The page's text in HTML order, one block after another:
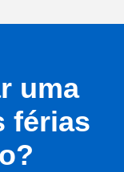
uma
férias